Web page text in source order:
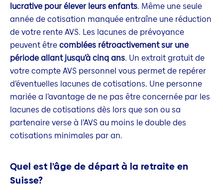
lucrative pour élever leurs enfants. Même une seule
année de cotisation manquée entraîne une réduction
de votre rente AVS. Les lacunes de prévoyance
peuvent êtrecomblées rétroactivement sur une
période allant jusqu’à cinq ans. Un extrait gratuit de
votre compte AVS personnel vous permet de repérer
d’éventuelles lacunes de cotisations. Une personne
mariée a l’avantage de ne pas être concernée par les
lacunes de cotisations dès lors que son ou sa
partenaire verse à l’AVS au moins le double des
cotisations minimales par an.
Quel est l’âge de départ à la retraite en
Suisse?